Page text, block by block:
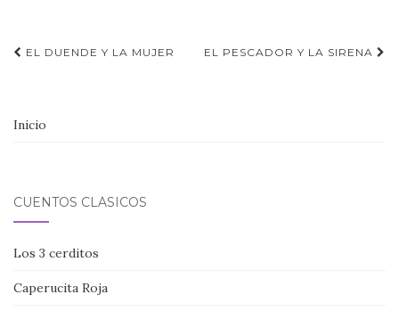
Navegación
EL DUENDE Y LA MUJER EL PESCADOR Y LA SIRENA
Inicio
CUENTOS CLÁSICOS
Los 3 cerditos
Caperucita Roja